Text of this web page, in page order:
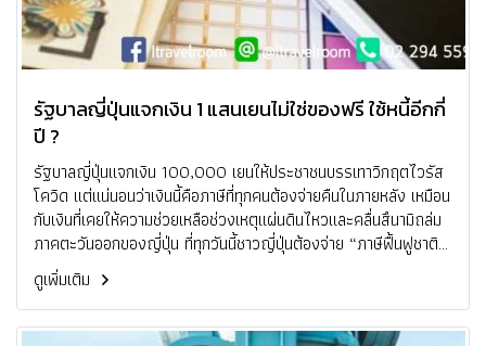
รัฐบาลญี่ปุ่นแจกเงิน 1 แสนเยนไม่ใช่ของฟรี ใช้หนี้อีกกี่
ปี ?
รัฐบาลญี่ปุ่นแจกเงิน 100,000 เยนให้ประชาชนบรรเทาวิกฤตไวรัส
โควิด แต่แน่นอนว่าเงินนี้คือภาษีที่ทุกคนต้องจ่ายคืนในภายหลัง เหมือน
กับเงินที่เคยให้ความช่วยเหลือช่วงเหตุแผ่นดินไหวและคลื่นสึนามิถล่ม
ภาคตะวันออกของญี่ปุ่น ที่ทุกวันนี้ชาวญี่ปุ่นต้องจ่าย “ภาษีฟื้นฟูชาติ”
นานกว่า 25 ปี
ดูเพิ่มเติม